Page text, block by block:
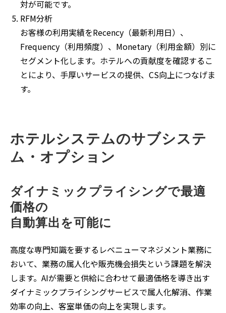
対が可能です。
RFM分析
お客様の利用実績をRecency（最新利用日）、
Frequency（利用頻度）、Monetary（利用金額）別に
セグメント化します。ホテルへの貢献度を確認するこ
とにより、手厚いサービスの提供、CS向上につなげま
す。
ホテルシステムのサブシステ
ム・オプション
ダイナミックプライシングで最適
価格の
自動算出を可能に
高度な専門知識を要するレベニューマネジメント業務に
おいて、業務の属人化や販売機会損失という課題を解決
します。AIが需要と供給に合わせて最適価格を導き出す
ダイナミックプライシングサービスで属人化解消、作業
効率の向上、客室単価の向上を実現します。